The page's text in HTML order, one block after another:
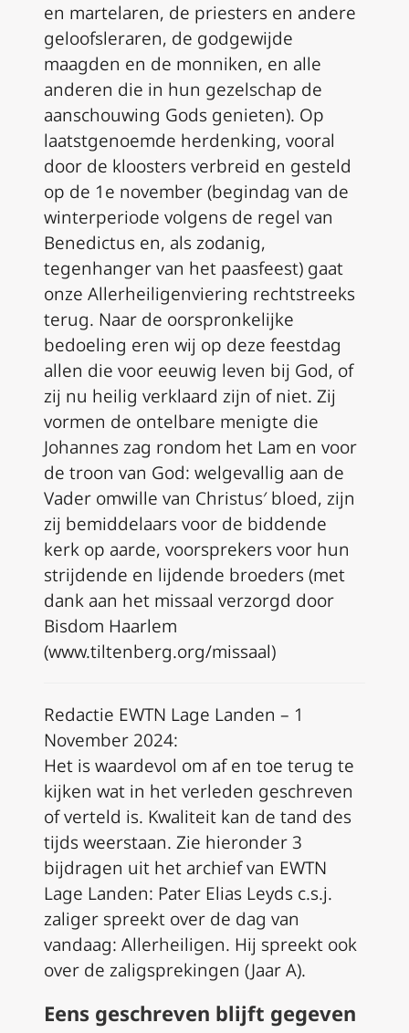
en martelaren, de priesters en andere
geloofsleraren, de godgewijde
maagden en de monniken, en alle
anderen die in hun gezelschap de
aanschouwing Gods genieten). Op
laatstgenoemde herdenking, vooral
door de kloosters verbreid en gesteld
op de 1e november (begindag van de
winterperiode volgens de regel van
Benedictus en, als zodanig,
tegenhanger van het paasfeest) gaat
onze Allerheiligenviering rechtstreeks
terug. Naar de oorspronkelijke
bedoeling eren wij op deze feestdag
allen die voor eeuwig leven bij God, of
zij nu heilig verklaard zijn of niet. Zij
vormen de ontelbare menigte die
Johannes zag rondom het Lam en voor
de troon van God: welgevallig aan de
Vader omwille van Christus′ bloed, zijn
zij bemiddelaars voor de biddende
kerk op aarde, voorsprekers voor hun
strijdende en lijdende broeders (met
dank aan het missaal verzorgd door
Bisdom Haarlem
(www.tiltenberg.org/missaal)
Redactie EWTN Lage Landen – 1
November 2024:
Het is waardevol om af en toe terug te
kijken wat in het verleden geschreven
of verteld is. Kwaliteit kan de tand des
tijds weerstaan. Zie hieronder 3
bijdragen uit het archief van EWTN
Lage Landen: Pater Elias Leyds c.s.j.
zaliger spreekt over de dag van
vandaag: Allerheiligen. Hij spreekt ook
over de zaligsprekingen (Jaar A).
Eens geschreven blijft gegeven